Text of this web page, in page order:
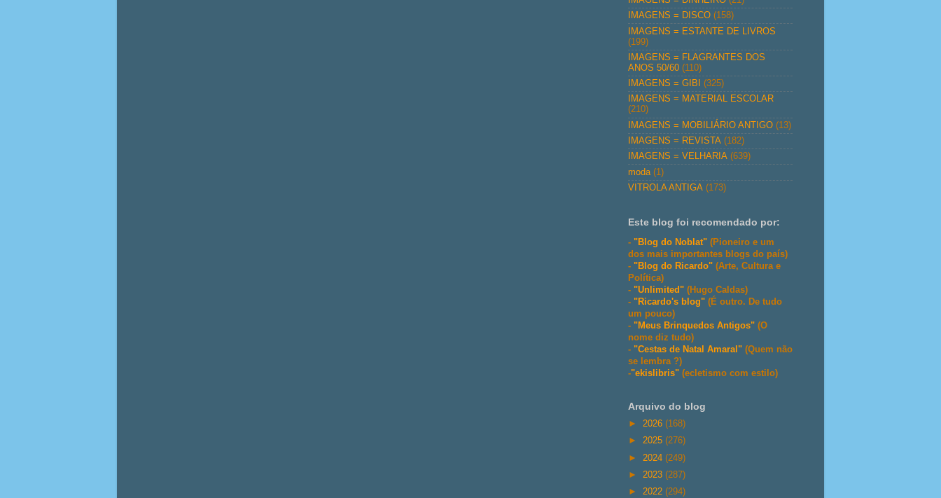
IMAGENS = DISCO (158)
IMAGENS = ESTANTE DE LIVROS
(199)
IMAGENS = FLAGRANTES DOS
ANOS 50/60 (110)
IMAGENS = GIBI
(325)
IMAGENS = MATERIAL ESCOLAR
(210)
IMAGENS = MOBILIÁRIO ANTIGO (13)
IMAGENS = REVISTA (182)
IMAGENS = VELHARIA (639)
moda (1)
VITROLA ANTIGA (173)
Este blog foi recomendado por:
- "Blog do Noblat" (Pioneiro e um
dos mais importantes blogs do país)
- "Blog do Ricardo" (Arte, Cultura e
Política)
- "Unlimited" (Hugo Caldas)
- "Ricardo's blog" (É outro. De tudo
um pouco)
- "Meus Brinquedos Antigos" (O
nome diz tudo)
- "Cestas de Natal Amaral" (Quem não
se lembra ?)
-"ekislibris" (ecletismo com estilo)
Arquivo do blog
► 2026 (168)
► 2025 (276)
► 2024 (249)
► 2023 (287)
► 2022 (294)